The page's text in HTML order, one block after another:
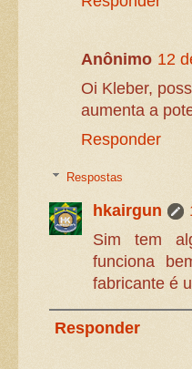
Anônimo 12
Oi Kleber,
aumenta a
Responder
Respostas
hkairgun
Sim tem
funciona
fabricante é
Responder